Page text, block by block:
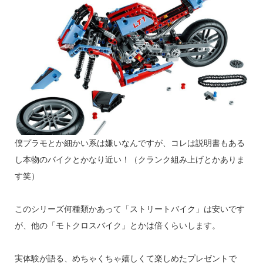
僕プラモとか細かい系は嫌いなんですが、コレは説明書もある
し本物のバイクとかなり近い！（クランク組み上げとかありま
す笑）
このシリーズ何種類かあって「ストリートバイク」は安いです
が、他の「モトクロスバイク」とかは倍くらいします。
実体験が語る、めちゃくちゃ嬉しくて楽しめたプレゼントで